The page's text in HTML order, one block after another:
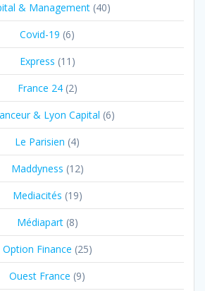
& Management(40)
Covid-19 (6)
Express (11)
France 24(2)
& Lyon Capital (6)
Le Parisien (4)
Maddyness (12)
Mediacités (19)
Médiapart(8)
Option Finance (25)
Ouest France (9)